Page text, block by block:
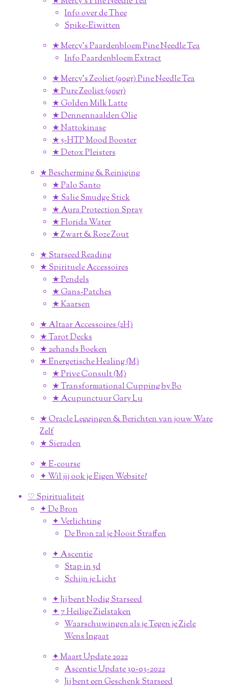
Info over de Thee
Spike-Eiwitten
★ Mercy's Paardenbloem Pine Needle Tea
Info Paardenbloem Extract
★ Mercy's Zeoliet (90gr) Pine Needle Tea
★ Pure Zeoliet (90gr)
★ Golden Milk Latte
★ Dennennaalden Olie
★ Nattokinase
★ 5-HTP Mood Booster
★ Detox Pleisters
★ Bescherming & Reiniging
★ Palo Santo
★ Salie Smudge Stick
★ Aura Protection Spray
★ Florida Water
★ Zwart & Roze Zout
★ Starseed Reading
★ Spirituele Accessoires
★ Pendels
★ Gans-Patches
★ Kaarsen
★ Altaar Accessoires (2H)
★ Tarot Decks
★ 2ehands Boeken
★ Energetische Healing (M)
★ Prive Consult (M)
★ Transformational Cupping by Bo
★ Acupunctuur Gary Lu
★ Oracle Leggingen & Berichten van jouw Ware
Zelf
★ Sieraden
★ E-course
✦ Wil jij ook je Eigen Website?
♡ Spiritualiteit
✦ De Bron
✦ Verlichting
De Bron zal je Nooit Straffen
✦ Ascentie
Stap in 5d
Schijn je Licht
✦ Jij bent Nodig Starseed
✦ 7 Heilige Zielstaken
Waarschuwingen als je Tegen je Ziele
Wens Ingaat
✦ Maart Update 2022
Ascentie Update 30-03-2022
Jij bent een Geschenk Starseed